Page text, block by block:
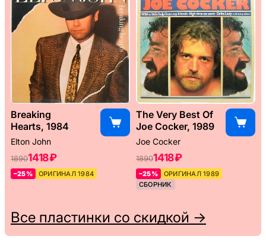
Breaking
Hearts, 1984
Elton John
18901418 ₽
–25% ОРИГИНАЛ 1984
The Very Best Of
Joe Cocker, 1989
Joe Cocker
18901418 ₽
–25%
ОРИГИНАЛ 1989
СБОРНИК
Все пластинки со скидкой →